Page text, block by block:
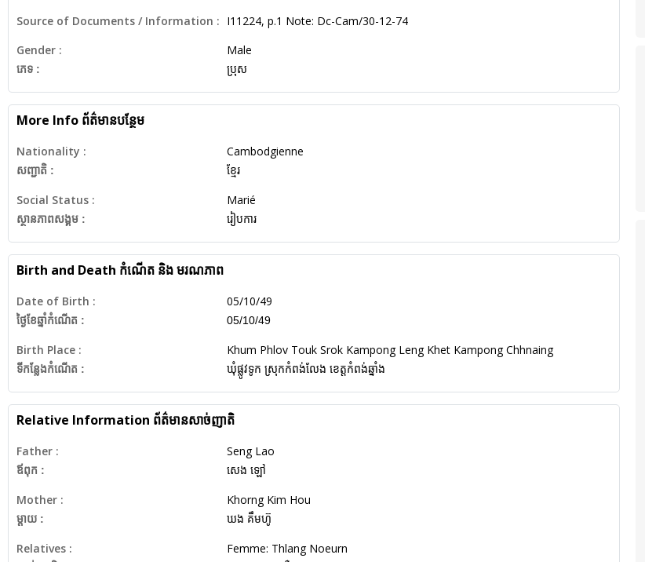
Source of Documents / Information : I11224, p.1 Note: Dc-Cam/30-12-74
Gender :
ភេទ :
Male
ប្រុស
More Info ព័ត៌មានបន្ថែម
Nationality :
សញ្ជាតិ :
Cambodgienne
ខ្មែរ
Social Status :
ស្ថានភាពសង្គម :
Marié
រៀបការ
Birth and Death កំណើត និង មរណភាព
Date of Birth :
ថ្ងៃខែឆ្នាំកំណើត :
05/10/49
05/10/49
Birth Place :
ទីកន្លែងកំណើត :
Khum Phlov Touk Srok Kampong Leng Khet Kampong Chhnaing
ឃុំផ្លូវទូក ស្រុកកំពង់លែង ខេត្តកំពង់ឆ្នាំង
Relative Information ព័ត៌មានសាច់ញាតិ
Father :
ឪពុក :
Seng Lao
សេង ឡៅ
Mother :
ម្តាយ :
Khorng Kim Hou
ឃង គឹមហ៊ូ
Relatives : Femme: Thlang Noeurn